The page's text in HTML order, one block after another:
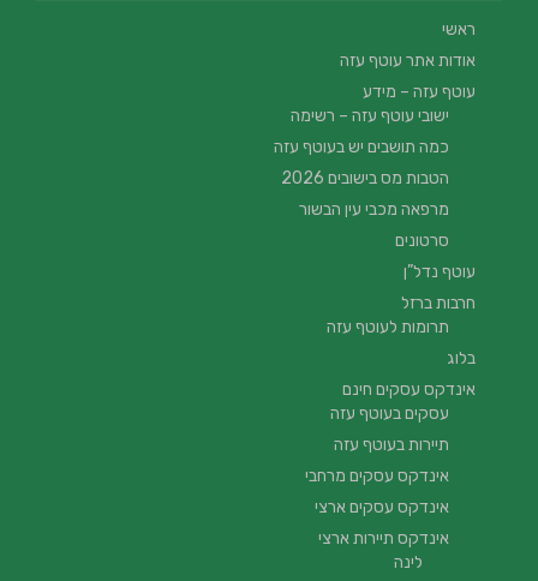
ראשי
אודות אתר עוטף עזה
עוטף עזה – מידע
ישובי עוטף עזה – רשימה
כמה תושבים יש בעוטף עזה
הטבות מס בישובים 2026
מרפאה מכבי עין הבשור
סרטונים
עוטף נדל”ן
חרבות ברזל
תרומות לעוטף עזה
בלוג
אינדקס עסקים חינם
עסקים בעוטף עזה
תיירות בעוטף עזה
אינדקס עסקים מרחבי
אינדקס עסקים ארצי
אינדקס תיירות ארצי
לינה